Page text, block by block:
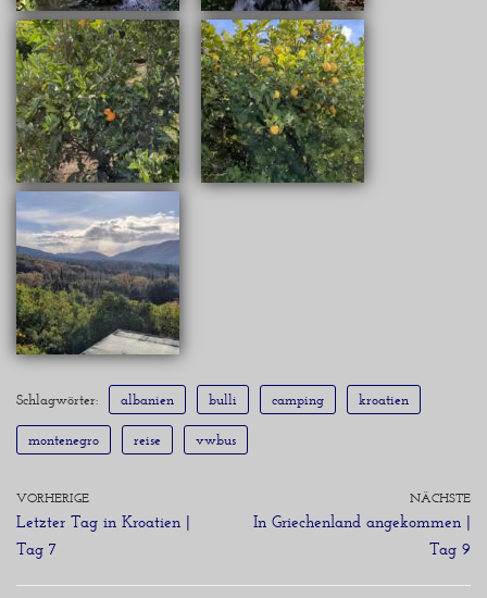
Schlagwörter: albanien bulli camping kroatien
montenegro reise vwbus
VORHERIGE
Letzter Tag in Kroatien |
Tag 7
NÄCHSTE
In Griechenland angekommen |
Tag 9